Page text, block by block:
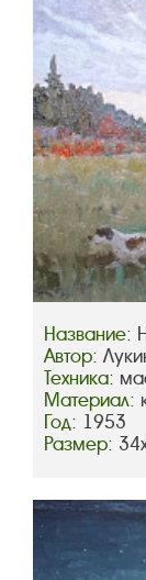
Название:
Автор:
Техника:
Материал:
Год: 1953
Размер: